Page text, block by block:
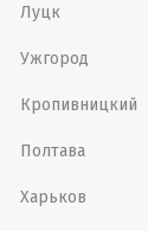
Луцк
Ужгород
Кропивницкий
Полтава
Харьков